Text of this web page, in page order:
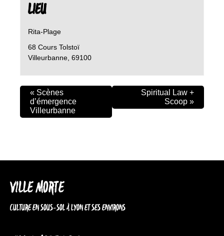
LIEU
Rita-Plage
68 Cours Tolstoï
Villeurbanne, 69100
« Scènes
d’émergence
Villeurbanne
Spiritual Law +
Scoop »
VILLE MORTE
CULTURE EN SOUS-SOL À LYON ET SES ENVIRONS